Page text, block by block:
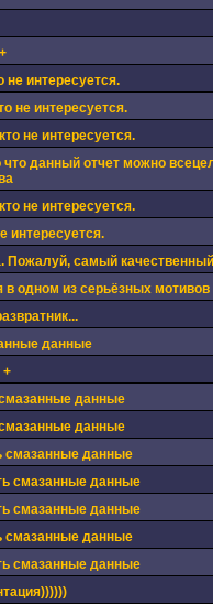
не интересуется.
не интересуется.
не интересуется.
что данный отчет можно
не интересуется.
интересуется.
самый качественный
в одном из серьёзных
данные
данные
данные
смазанные данные
смазанные данные
смазанные данные
смазанные данные
смазанные данные